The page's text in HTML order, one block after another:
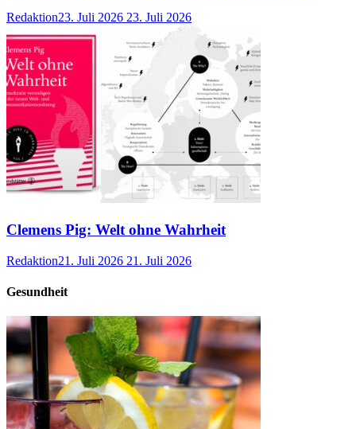
Redaktion23. Juli 2026 23. Juli 2026
Clemens Pig: Welt ohne Wahrheit
Redaktion21. Juli 2026 21. Juli 2026
Gesundheit